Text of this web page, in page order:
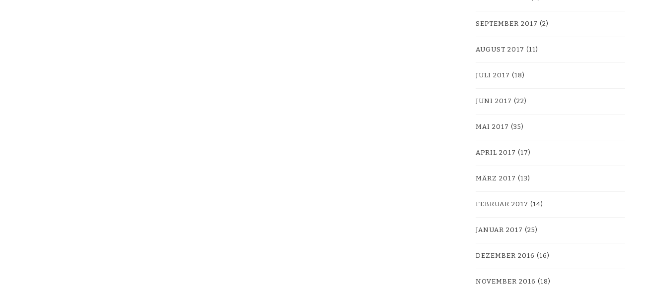
SEPTEMBER 2017 (2)
AUGUST 2017 (11)
JULI 2017 (18)
JUNI 2017 (22)
MAI 2017 (35)
APRIL 2017 (17)
MÄRZ 2017 (13)
FEBRUAR 2017 (14)
JANUAR 2017 (25)
DEZEMBER 2016 (16)
NOVEMBER 2016 (18)